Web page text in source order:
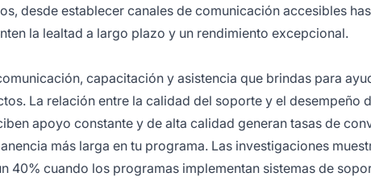
desde establecer canales de comunicación accesibles
la lealtad a largo plazo y un rendimiento excepcional.
capacitación y asistencia que brindas para
La relación entre la calidad del soporte y el desempeño
apoyo constante y de alta calidad generan tasas de
más larga en tu programa. Las investigaciones
40% cuando los programas implementan sistemas de